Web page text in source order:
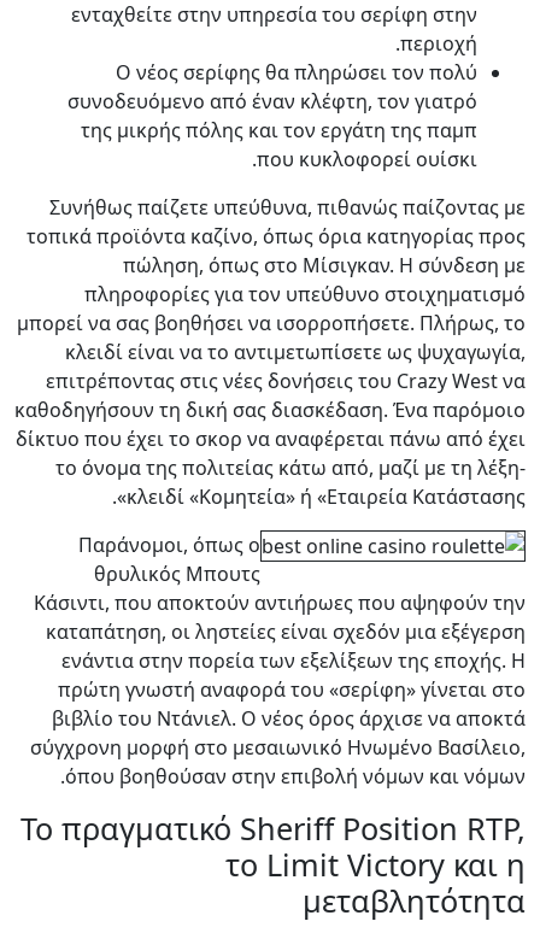
ενταχθείτε στην υπηρεσία του σερίφη στην
περιοχή.
Ο νέος σερίφης θα πληρώσει τον πολύ
συνοδευόμενο από έναν κλέφτη, τον γιατρό
της μικρής πόλης και τον εργάτη της παμπ
που κυκλοφορεί ουίσκι.
Συνήθως παίζετε υπεύθυνα, πιθανώς παίζοντας με
τοπικά προϊόντα καζίνο, όπως όρια κατηγορίας προς
πώληση, όπως στο Μίσιγκαν. Η σύνδεση με
πληροφορίες για τον υπεύθυνο στοιχηματισμό
μπορεί να σας βοηθήσει να ισορροπήσετε. Πλήρως, το
κλειδί είναι να το αντιμετωπίσετε ως ψυχαγωγία,
επιτρέποντας στις νέες δονήσεις του Crazy West να
καθοδηγήσουν τη δική σας διασκέδαση. Ένα παρόμοιο
δίκτυο που έχει το σκορ να αναφέρεται πάνω από έχει
το όνομα της πολιτείας κάτω από, μαζί με τη λέξη-
κλειδί «Κομητεία» ή «Εταιρεία Κατάστασης».
Παράνομοι, όπως ο
θρυλικός Μπουτς
Κάσιντι, που αποκτούν αντιήρωες που αψηφούν την
καταπάτηση, οι ληστείες είναι σχεδόν μια εξέγερση
ενάντια στην πορεία των εξελίξεων της εποχής. Η
πρώτη γνωστή αναφορά του «σερίφη» γίνεται στο
βιβλίο του Ντάνιελ. Ο νέος όρος άρχισε να αποκτά
σύγχρονη μορφή στο μεσαιωνικό Ηνωμένο Βασίλειο,
όπου βοηθούσαν στην επιβολή νόμων και νόμων.
Το πραγματικό Sheriff Position RTP,
το Limit Victory και η
μεταβλητότητα